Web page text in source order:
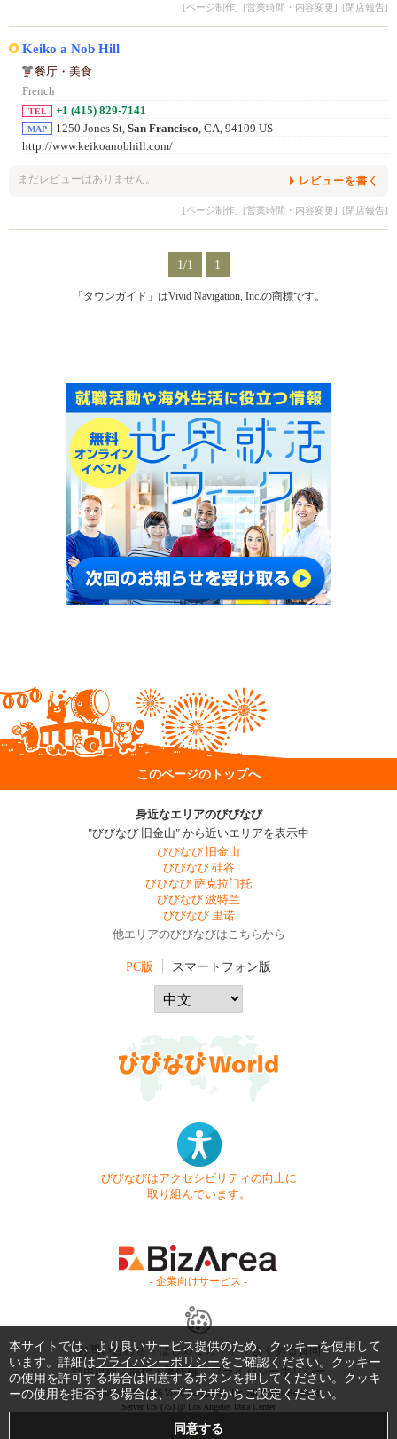
[ページ制作] [営業時間・内容変更] [閉店報告]
Keiko a Nob Hill
餐厅・美食
French
TEL +1 (415) 829-7141
MAP 1250 Jones St, San Francisco , CA, 94109 US
http://www.keikoanobhill.com/
まだレビューはありません。 レビューを書く
[ページ制作] [営業時間・内容変更] [閉店報告]
1/1 1
「タウンガイド」はVivid Navigation, Inc.の商標です。
このページのトップへ
身近なエリアのびびなび
"びびなび 旧金山" から近いエリアを表示中
びびなび 旧金山
びびなび 硅谷
びびなび 萨克拉门托
びびなび 波特兰
びびなび 里诺
他エリアのびびなびはこちらから
PC版 スマートフォン版
びびなびはアクセシビリティの向上に
取り組んでいます。
- 企業向けサービス -
お問い合わせ はじめてガイド
よくある質問
利用規約
商標・著作権 プライバシーポリシー
Copyright © 1999-2026 Vivid Navigation, Inc. All Rights Reserved.
Server US (75) @ Los Angeles Data Center
本サイトでは、より良いサービス提供のため、クッキーを使用して
います。詳細はプライバシーポリシーをご確認ください。クッキー
の使用を許可する場合は同意するボタンを押してください。クッキ
ーの使用を拒否する場合は、ブラウザからご設定ください。